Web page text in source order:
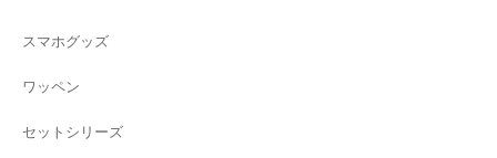
スマホグッズ
ワッペン
セットシリーズ